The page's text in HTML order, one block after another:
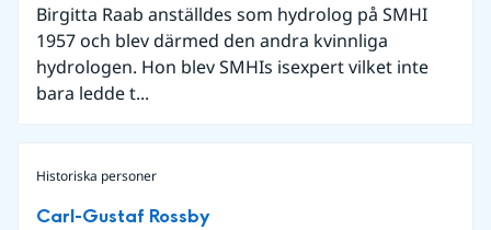
Birgitta Raab anställdes som hydrolog på SMHI
1957 och blev därmed den andra kvinnliga
hydrologen. Hon blev SMHIs isexpert vilket inte
bara ledde t...
Historiska personer
Carl-Gustaf Rossby